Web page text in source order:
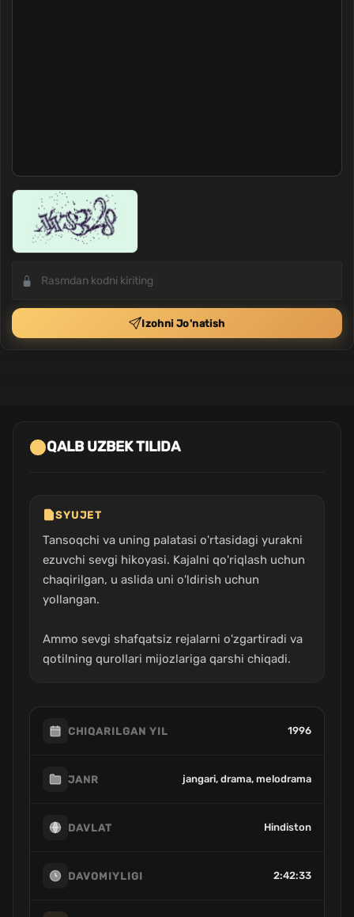
Izohni Jo'natish
QALB UZBEK TILIDA
SYUJET
Tansoqchi va uning palatasi o'rtasidagi yurakni
ezuvchi sevgi hikoyasi. Kajalni qo'riqlash uchun
chaqirilgan, u aslida uni o'ldirish uchun
yollangan.
Ammo sevgi shafqatsiz rejalarni o'zgartiradi va
qotilning qurollari mijozlariga qarshi chiqadi.
CHIQARILGAN YIL 1996
JANR jangari, drama, melodrama
DAVLAT Hindiston
DAVOMIYLIGI 2:42:33